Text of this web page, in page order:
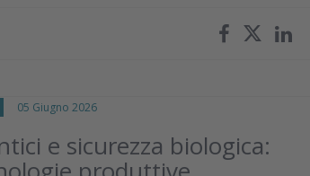
05 Giugno 2026
e sicurezza biologica: